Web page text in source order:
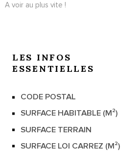
A voir au plus vite !
LES INFOS
ESSENTIELLES
Caractérisque Valeurs
CODE POSTAL
SURFACE HABITABLE (M²)
SURFACE TERRAIN
SURFACE LOI CARREZ (M²)